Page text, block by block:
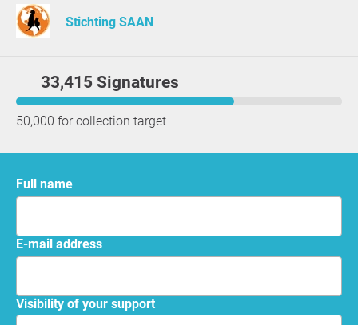
Stichting SAAN
33,415 Signatures
50,000 for collection target
Full name
E-mail address
Visibility of your support